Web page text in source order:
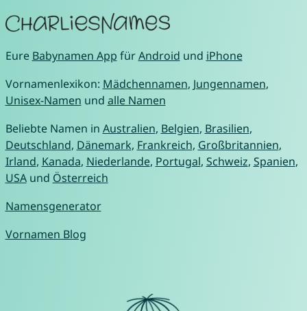
Eure Babynamen App fürAndroid und iPhone
Vornamenlexikon: Mädchennamen, Jungennamen,
Unisex-Namen und alle Namen
Beliebte Namen in Australien, Belgien, Brasilien,
Deutschland, Dänemark, Frankreich, Großbritannien,
Irland, Kanada, Niederlande, Portugal, Schweiz, Spanien,
USAund Österreich
Namensgenerator
Vornamen Blog